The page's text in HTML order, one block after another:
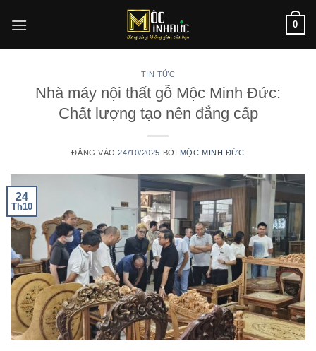
qua
0
TIN TỨC
Nhà máy nội thất gỗ Mộc Minh Đức:
Chất lượng tạo nên đẳng cấp
ĐĂNG VÀO24/10/2025 BỞI MỘC MINH ĐỨC
24
Th10